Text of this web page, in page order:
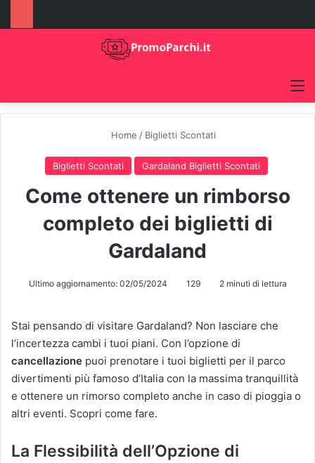
Home / Biglietti Scontati
Biglietti Scontati Gardaland Biglietti Scontati
Come ottenere un rimborso
completo dei biglietti di
Gardaland
Ultimo aggiornamento: 02/05/2024 129 2 minuti di lettura
Stai pensando di visitare Gardaland? Non lasciare che
l’incertezza cambi i tuoi piani. Con l’opzione di
cancellazione puoi prenotare i tuoi biglietti per il parco
divertimenti più famoso d’Italia con la massima tranquillità
e ottenere un rimorso completo anche in caso di pioggia o
altri eventi. Scopri come fare.
La Flessibilità dell’Opzione di